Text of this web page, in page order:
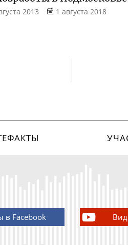
2013 1 августа 2018
в Facebook